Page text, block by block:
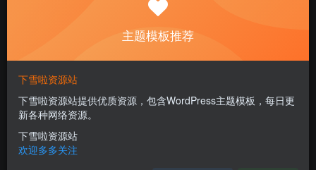
解决办法：
主题模板推荐
下雪啦资源站
下雪啦资源站提供优质资源，包含WordPress主题模板，每日更
新各种网络资源。
下雪啦资源站
欢迎多多关注